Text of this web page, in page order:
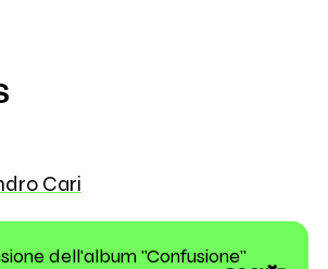
Cari
dell'album "Confusione"